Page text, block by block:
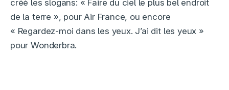
créé les slogans: « Faire du ciel le plus bel endroit
de la terre », pour Air France, ou encore
« Regardez-moi dans les yeux. J’ai dit les yeux »
pour Wonderbra.